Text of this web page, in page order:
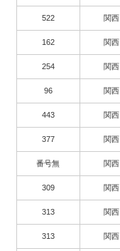
522 関西
162 関西
254 関西
96 関西
443 関西
377 関西
番号無 関西
309 関西
313 関西
313 関西